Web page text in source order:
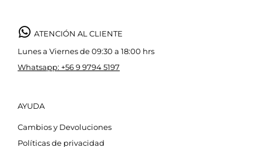
ATENCIÓN AL CLIENTE
Lunes a Viernes de 09:30 a 18:00 hrs
Whatsapp: +56 9 9794 5197
AYUDA
Cambios y Devoluciones
Políticas de privacidad